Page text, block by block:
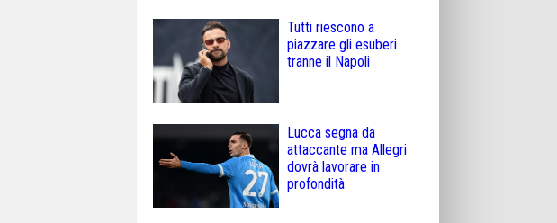
Tutti riescono a
piazzare gli esuberi
tranne il Napoli
Lucca segna da
attaccante ma Allegri
dovrà lavorare in
profondità